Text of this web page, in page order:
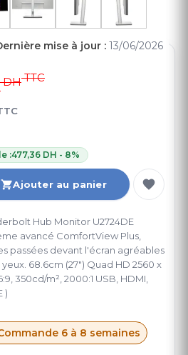
Ajouter au panier
DHTTC
:477,36 DH - 8%
Hub Monitor U2724DE
avancé ComfortView Plus,
passées devant l'écran agréables
68.6cm (27") Quad HD 2560 x
350cd/m², 2000:1 USB, HDMI,
)
6 à 8 semaines
mise à jour : 13/06/2026